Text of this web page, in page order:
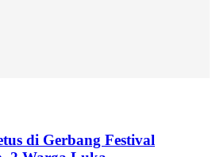
di Gerbang Festival